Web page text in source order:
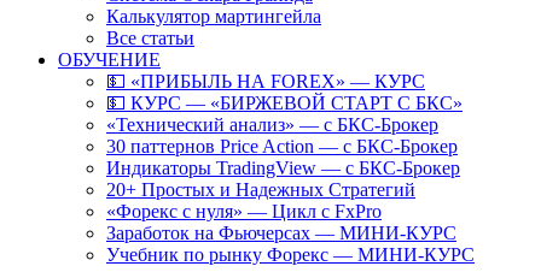
Калькулятор мартингейла
Все статьи
ОБУЧЕНИЕ
💵 «ПРИБЫЛЬ НА FOREX» — КУРС
💵 КУРС — «БИРЖЕВОЙ СТАРТ С БКС»
«Технический анализ» — с БКС-Брокер
30 паттернов Price Action — с БКС-Брокер
Индикаторы TradingView — с БКС-Брокер
20+ Простых и Надежных Стратегий
«Форекс с нуля» — Цикл с FxPro
Заработок на Фьючерсах — МИНИ-КУРС
Учебник по рынку Форекс — МИНИ-КУРС